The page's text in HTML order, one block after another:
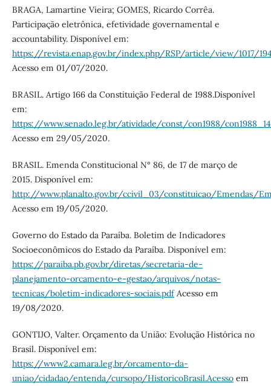
BRAGA, Lamartine Vieira; GOMES, Ricardo Corrêa.
Participação eletrônica, efetividade governamental e
accountability. Disponível em:
https://revista.enap.gov.br/index.php/RSP/article/view/1017/
Acesso em 01/07/2020.
BRASIL. Artigo 166 da Constituição Federal de 1988.Disponível
em:
https://www.senado.leg.br/atividade/const/con1988/
Acesso em 29/05/2020.
BRASIL. Emenda Constitucional N° 86, de 17 de março de
2015. Disponível em:
http://www.planalto.gov.br/ccivil_03/constituicao/Emendas/
Acesso em 19/05/2020.
Governo do Estado da Paraíba. Boletim de Indicadores
Socioeconômicos do Estado da Paraíba. Disponível em:
https://paraiba.pb.gov.br/diretas/secretaria-de-
planejamento-orcamento-e-gestao/arquivos/notas-
tecnicas/boletim-indicadores-sociais.pdfAcesso em
19/08/2020.
GONTIJO, Valter. Orçamento da União: Evolução Histórica no
Brasil. Disponível em:
https://www2.camara.leg.br/orcamento-da-
uniao/cidadao/entenda/cursopo/HistoricoBrasil.Acessoem